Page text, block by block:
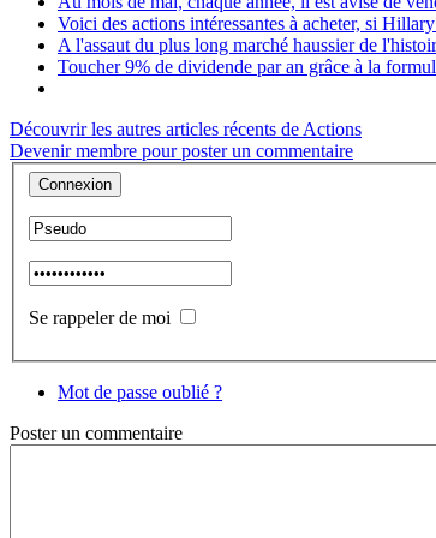
Voici des actions intéressantes à acheter, si
A l'assaut du plus long marché haussier de
Toucher 9% de dividende par an grâce à la
Découvrir les autres articles récents de Actions
Devenir membre pour poster un commentaire
Se rappeler de moi
Mot de passe oublié ?
Posterun commentaire